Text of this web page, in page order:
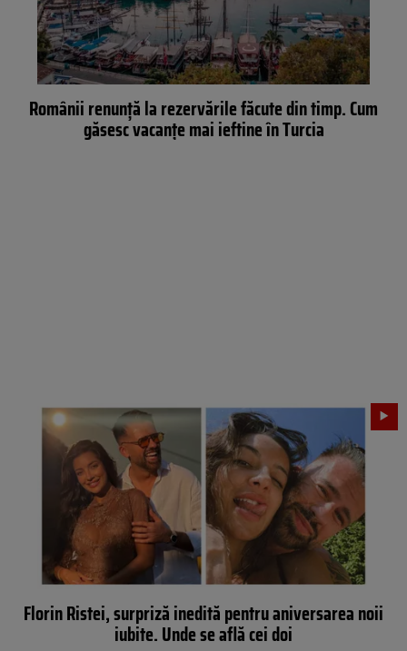
Românii renunță la rezervările făcute din timp. Cum
găsesc vacanțe mai ieftine în Turcia
Florin Ristei, surpriză inedită pentru aniversarea noii
iubite. Unde se află cei doi